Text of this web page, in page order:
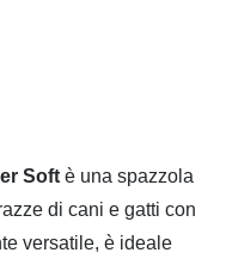
Soft è una spazzola
di cani e gatti con
versatile, è ideale